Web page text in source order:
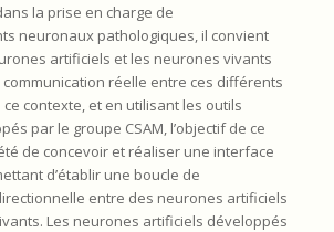
la prise en charge de
neuronaux pathologiques, il convient
artificiels et les neurones vivants
communication réelle entre ces différents
contexte, et en utilisant les outils
par le groupe CSAM, l’objectif de ce
de concevoir et réaliser une interface
d’établir une boucle de
entre des neurones artificiels
Les neurones artificiels développés